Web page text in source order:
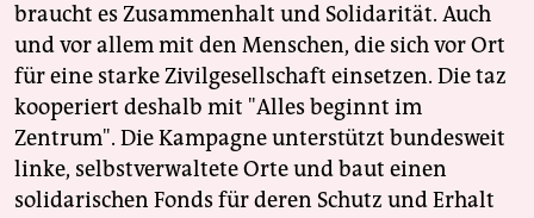
braucht es Zusammenhalt und Solidarität. Auch
und vor allem mit den Menschen, die sich vor Ort
für eine starke Zivilgesellschaft einsetzen. Die taz
kooperiert deshalb mit "Alles beginnt im
Zentrum". Die Kampagne unterstützt bundesweit
linke, selbstverwaltete Orte und baut einen
solidarischen Fonds für deren Schutz und Erhalt